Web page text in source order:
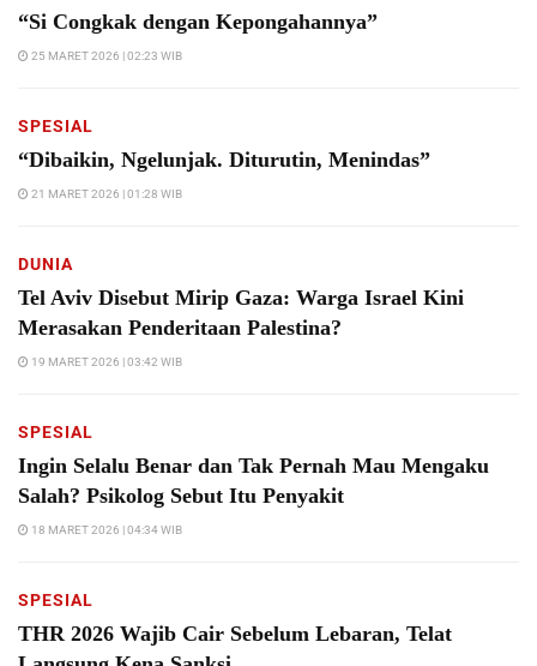
“Si Congkak dengan Kepongahannya”
25 MARET 2026 | 02:23 WIB
SPESIAL
“Dibaikin, Ngelunjak. Diturutin, Menindas”
21 MARET 2026 | 01:28 WIB
DUNIA
Tel Aviv Disebut Mirip Gaza: Warga Israel Kini
Merasakan Penderitaan Palestina?
19 MARET 2026 | 03:42 WIB
SPESIAL
Ingin Selalu Benar dan Tak Pernah Mau Mengaku
Salah? Psikolog Sebut Itu Penyakit
18 MARET 2026 | 04:34 WIB
SPESIAL
THR 2026 Wajib Cair Sebelum Lebaran, Telat